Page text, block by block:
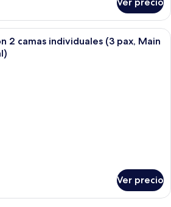
Habitación de hotel con tres camas,
2 camas individuales (3 pax, Main
Ver precio